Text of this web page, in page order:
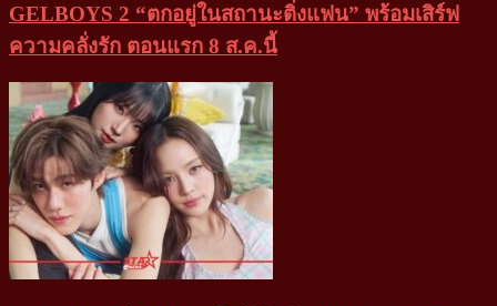
GELBOYS 2 “ตกอยู่ในสถานะติ่งแฟน” พร้อมเสิร์ฟ
ความคลั่งรัก ตอนแรก 8 ส.ค.นี้